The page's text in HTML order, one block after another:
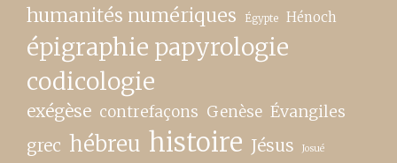
humanités numériques Égypte Hénoch
épigraphie papyrologie
codicologie
exégèse contrefaçons Genèse Évangiles
grec hébreu histoire Jésus Josué